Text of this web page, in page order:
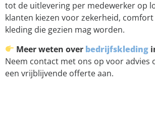
tot de uitlevering per medewerker op
klanten kiezen voor zekerheid,
kleding die gezien mag worden.
Meer weten over bedrijfskleding
Neem contact met ons op voor advies
een vrijblijvende offerte aan.